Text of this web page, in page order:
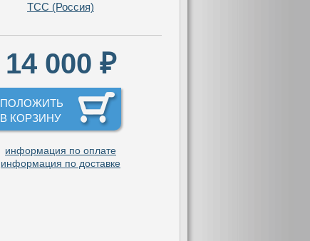
TCC (Россия)
14 000 ₽
ПОЛОЖИТЬ
В КОРЗИНУ
информация по оплате
информация по доставке